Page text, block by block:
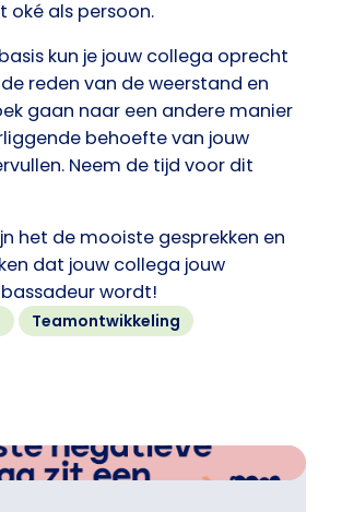
oké als persoon.
kun je jouw collega oprecht
reden van de weerstand en
gaan naar een andere manier
behoefte van jouw
Neem de tijd voor dit
het de mooiste gesprekken en
dat jouw collega jouw
wordt!
Teamontwikkeling